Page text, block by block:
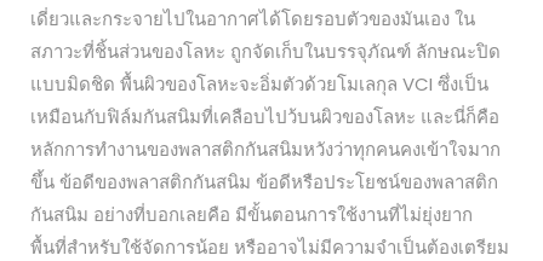
เดี่ยวและกระจายไปในอากาศได้โดยรอบตัวของมันเอง ใน
สภาวะที่ชิ้นส่วนของโลหะ ถูกจัดเก็บในบรรจุภัณฑ์ ลักษณะปิด
แบบมิดชิด พื้นผิวของโลหะจะอิ่มตัวด้วยโมเลกุล VCI ซึ่งเป็น
เหมือนกับฟิล์มกันสนิมที่เคลือบไปว้บนผิวของโลหะ และนี่ก็คือ
หลักการทำงานของพลาสติกกันสนิมหวังว่าทุกคนคงเข้าใจมาก
ขึ้น ข้อดีของพลาสติกกันสนิม ข้อดีหรือประโยชน์ของพลาสติก
กันสนิม อย่างที่บอกเลยคือ มีขั้นตอนการใช้งานที่ไม่ยุ่งยาก
พื้นที่สำหรับใช้จัดการน้อย หรืออาจไม่มีความจำเป็นต้องเตรียม